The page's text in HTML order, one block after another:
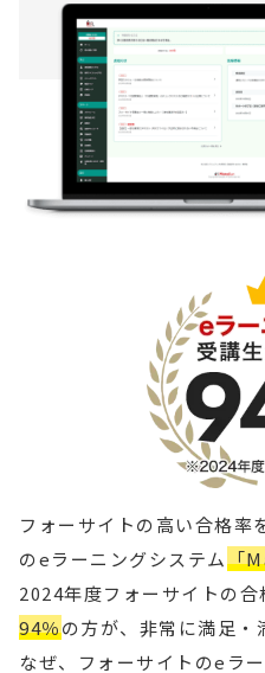
フォーサイトの高い合格率
のeラーニングシステム「
2024年度フォーサイトの
94％の方が、非常に満足・
なぜ、フォーサイトのeラ